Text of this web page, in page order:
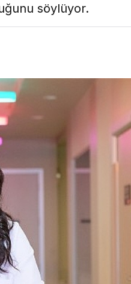
söylüyor.
En Uzun
Başladı